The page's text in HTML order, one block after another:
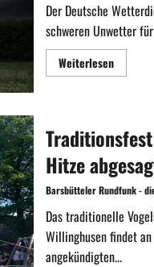
Der Deutsche
schweren Unwetter
WeiterlesenMehr
Hamburg
und
das
Umland
Hitze
Barsbütteler Rundfunk -
Das traditionelle
Willinghusen findet
angekündigten...